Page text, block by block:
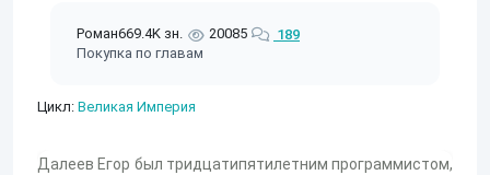
Роман669.4K зн. 20085
189
Покупка по главам
Цикл: Великая Империя
Далеев Егор был тридцатипятилетним программистом,